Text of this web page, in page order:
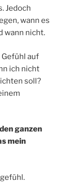
Jedoch
wann es
wann nicht.
auf
ich nicht
soll?
ganzen
mein